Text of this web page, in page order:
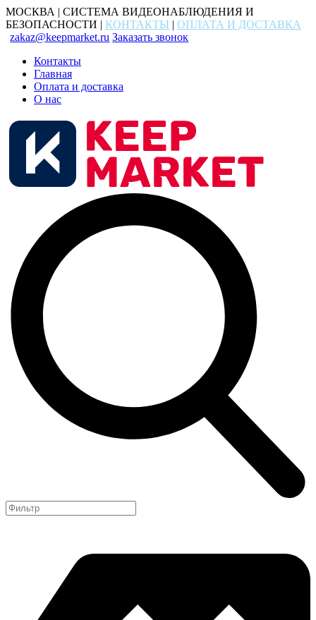
МОСКВА | СИСТЕМА ВИДЕОНАБЛЮДЕНИЯ И
БЕЗОПАСНОСТИ | КОНТАКТЫ | ОПЛАТА И ДОСТАВКА
zakaz@keepmarket.ru Заказать звонок
Контакты
Главная
Оплата и доставка
О нас